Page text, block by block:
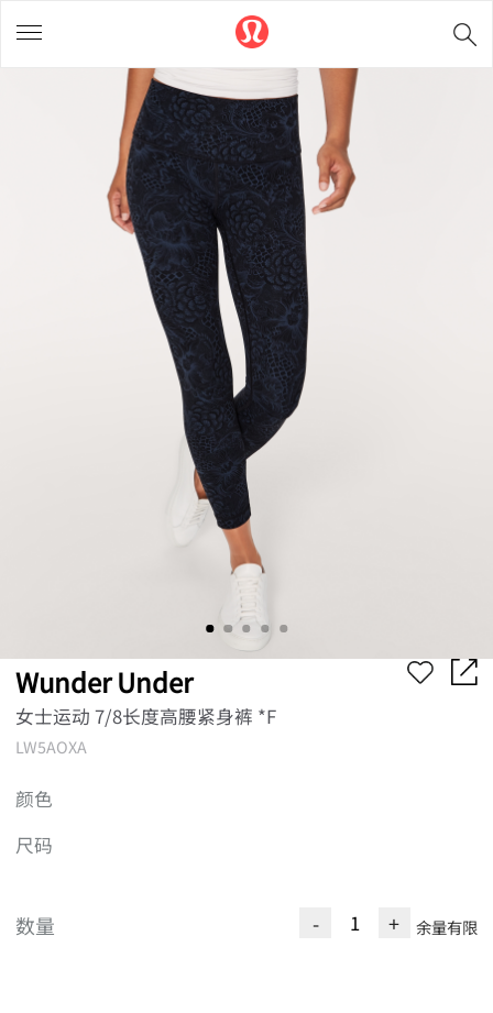
Wunder Under
女士运动 7/8长度高腰紧身裤 *F
LW5AOXA
颜色
尺码
数量 - + 余量有限